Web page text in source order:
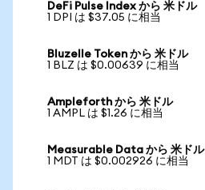
DeFi Pulse Index から 米ドル
1 DPI は $37.05 に相当
Bluzelle Token から 米ドル
1 BLZ は $0.00639 に相当
Ampleforth から 米ドル
1 AMPL は $1.26 に相当
Measurable Data から 米ドル
1 MDT は $0.002926 に相当